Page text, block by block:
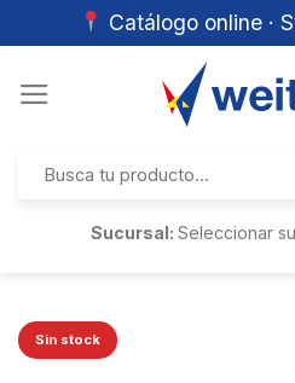
Catálogo online ·
por:
Sucursal:Seleccionar
Sin stock